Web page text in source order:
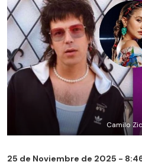
Camilo
25 de Noviembre de 2025 -